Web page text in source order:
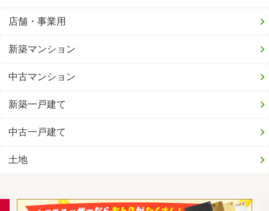
店舗・事業用
新築マンション
中古マンション
新築一戸建て
中古一戸建て
土地